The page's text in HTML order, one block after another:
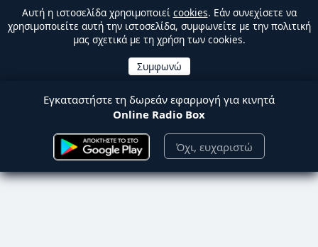
Αυτή η ιστοσελίδα χρησιμοποιεί cookies. Εάν συνεχίσετε να
χρησιμοποιείτε αυτή την ιστοσελίδα, συμφωνείτε με την πολιτική
μας σχετικά με τη χρήση των cookies.
Εγκαταστήστε τη δωρεάν εφαρμογή για κινητά
Online Radio Box
Όχι, ευχαριστώ